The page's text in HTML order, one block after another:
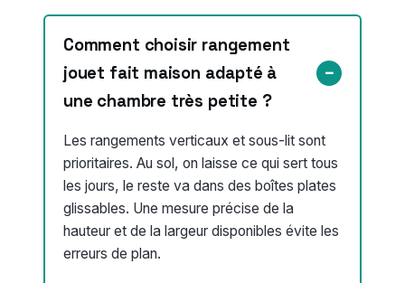
Comment choisir rangement
jouet fait maison adapté à
une chambre très petite ?
Les rangements verticaux et sous-lit sont
prioritaires. Au sol, on laisse ce qui sert tous
les jours, le reste va dans des boîtes plates
glissables. Une mesure précise de la
hauteur et de la largeur disponibles évite les
erreurs de plan.